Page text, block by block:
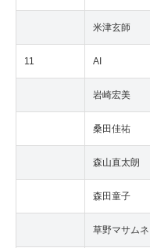
米津玄師
11 AI
岩崎宏美
桑田佳祐
森山直太朗
森田童子
草野マサムネ